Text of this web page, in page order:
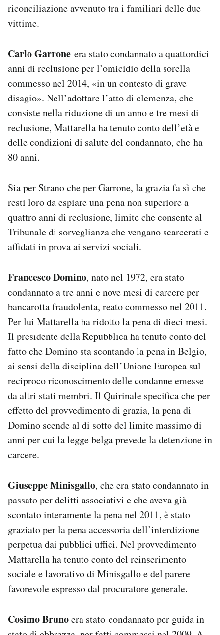
riconciliazione avvenuto tra i familiari delle due
vittime.
Carlo Garrone era stato condannato a quattordici
anni di reclusione per l’omicidio della sorella
commesso nel 2014, «in un contesto di grave
disagio». Nell’adottare l’atto di clemenza, che
consiste nella riduzione di un anno e tre mesi di
reclusione, Mattarella ha tenuto conto dell’età e
delle condizioni di salute del condannato, che ha
80 anni.
Sia per Strano che per Garrone, la grazia fa sì che
resti loro da espiare una pena non superiore a
quattro anni di reclusione, limite che consente al
Tribunale di sorveglianza che vengano scarcerati e
affidati in prova ai servizi sociali.
Francesco Domino, nato nel 1972, era stato
condannato a tre anni e nove mesi di carcere per
bancarotta fraudolenta, reato commesso nel 2011.
Per lui Mattarella ha ridotto la pena di dieci mesi.
Il presidente della Repubblica ha tenuto conto del
fatto che Domino sta scontando la pena in Belgio,
ai sensi della disciplina dell’Unione Europea sul
reciproco riconoscimento delle condanne emesse
da altri stati membri. Il Quirinale specifica che per
effetto del provvedimento di grazia, la pena di
Domino scende al di sotto del limite massimo di
anni per cui la legge belga prevede la detenzione in
carcere.
Giuseppe Minisgallo, che era stato condannato in
passato per delitti associativi e che aveva già
scontato interamente la pena nel 2011, è stato
graziato per la pena accessoria dell’interdizione
perpetua dai pubblici uffici. Nel provvedimento
Mattarella ha tenuto conto del reinserimento
sociale e lavorativo di Minisgallo e del parere
favorevole espresso dal procuratore generale.
Cosimo Brunoera stato condannato per guida in